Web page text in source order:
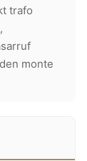
trafo
monte